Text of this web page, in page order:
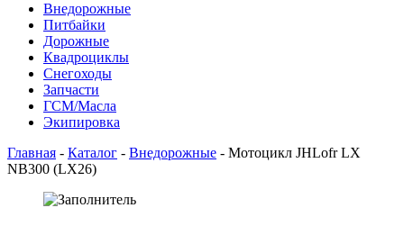
Внедорожные
Питбайки
Дорожные
Квадроциклы
Снегоходы
Запчасти
ГСМ/Масла
Экипировка
Главная - Каталог - Внедорожные - Мотоцикл JHLofr LX
NB300 (LX26)